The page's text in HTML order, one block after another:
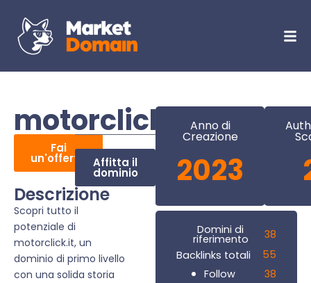
motorclick.it
Fai
un'offerta Affitta il
dominio
Descrizione
Scopri tutto il
potenziale di
motorclick.it, un
dominio di primo livello
con una solida storia
Anno di
Creazione
2023
Domini di
riferimento
38
Backlinks totali
55
Follow
38